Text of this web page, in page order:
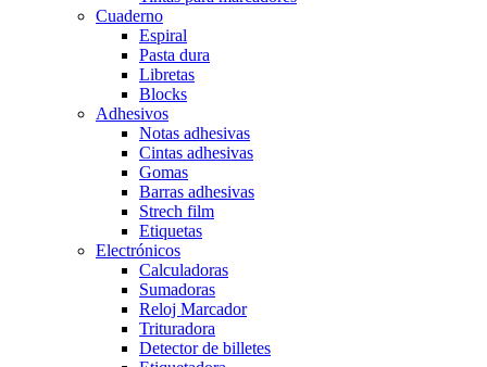
Cuaderno
Espiral
Pasta dura
Libretas
Blocks
Adhesivos
Notas adhesivas
Cintas adhesivas
Gomas
Barras adhesivas
Strech film
Etiquetas
Electrónicos
Calculadoras
Sumadoras
Reloj Marcador
Trituradora
Detector de billetes